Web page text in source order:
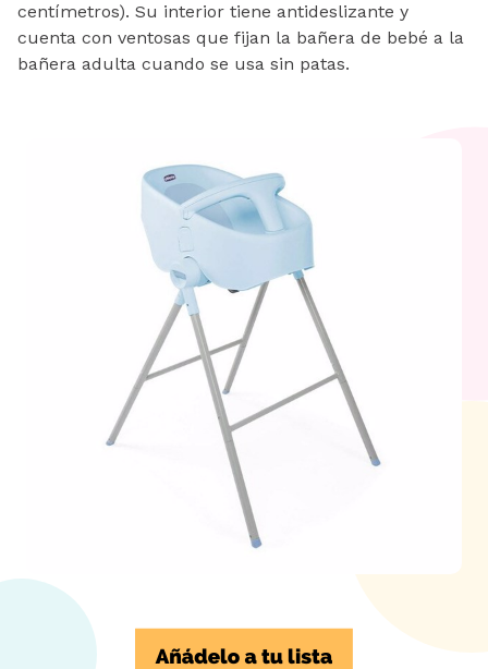
centímetros). Su interior tiene antideslizante y
cuenta con ventosas que fijan la bañera de bebé a la
bañera adulta cuando se usa sin patas.